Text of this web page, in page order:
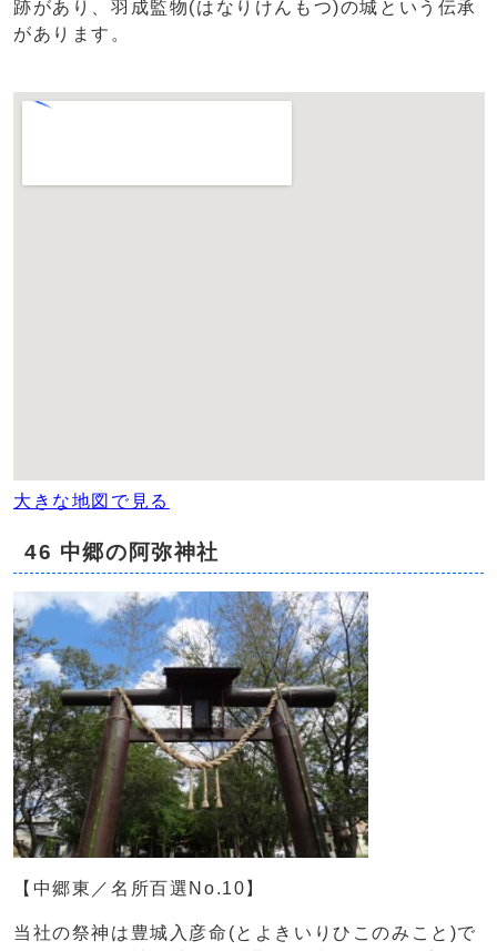
跡があり、羽成監物(はなりけんもつ)の城という伝承
があります。
大きな地図で見る
46 中郷の阿弥神社
【中郷東／名所百選No.10】
当社の祭神は豊城入彦命(とよきいりひこのみこと)で